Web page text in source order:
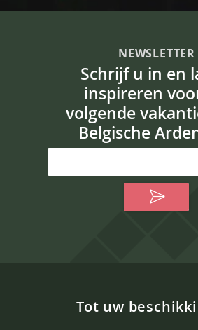
NEWSLETTER
Schrijf u in en
inspireren
volgende
Belgische
Tot uw